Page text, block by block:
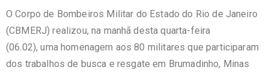
O Corpo de Bombeiros Militar do Estado do Rio de Janeiro
(CBMERJ) realizou, na manhã desta quarta-feira
(06.02), uma homenagem aos 80 militares que participaram
dos trabalhos de busca e resgate em Brumadinho, Minas